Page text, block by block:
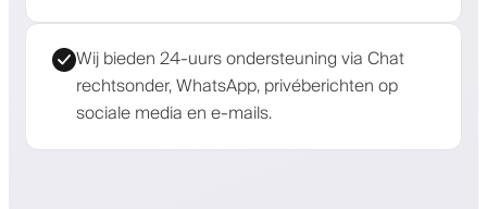
Wij bieden 24-uurs ondersteuning via Chat
rechtsonder, WhatsApp, privéberichten op
sociale media en e-mails.